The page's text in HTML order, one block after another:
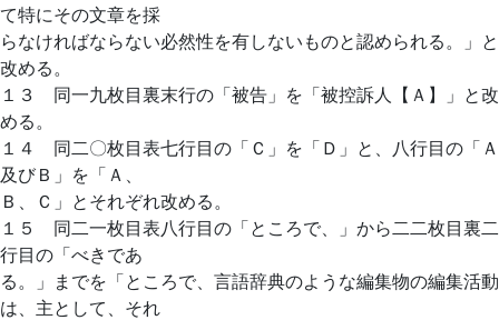
て特にその文章を採
らなければならない必然性を有しないものと認められる。」と
改める。
１３ 同一九枚目裏末行の「被告」を「被控訴人【Ａ】」と改
める。
１４ 同二〇枚目表七行目の「Ｃ」を「Ｄ」と、八行目の「Ａ
及びＢ」を「Ａ、
Ｂ、Ｃ」とそれぞれ改める。
１５ 同二一枚目表八行目の「ところで、」から二二枚目裏二
行目の「べきであ
る。」までを「ところで、言語辞典のような編集物の編集活動
は、主として、それ